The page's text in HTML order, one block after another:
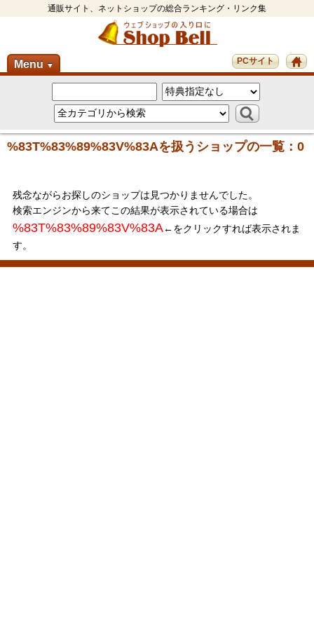
通販サイト、ネットショップの総合ランキング・リンク集
Menu ▼ PCサイト
%83T%83%89%83V%83Aを扱うショップの一覧：0
残念ながらお探しのショップは見つかりませんでした。
検索エンジンから来てこの結果が表示されている場合は
%83T%83%89%83V%83A←をクリックすれば表示されま
す。